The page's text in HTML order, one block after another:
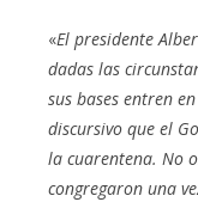
«El presidente
dadas las
sus bases entren
discursivo que el
la cuarentena. No
congregaron una